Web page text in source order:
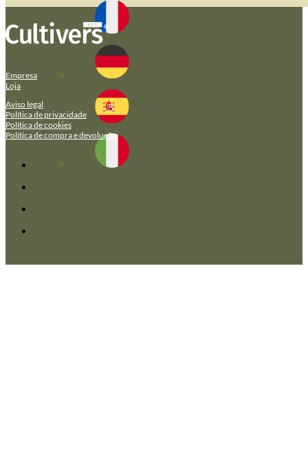
Empresa
Loja
Aviso legal
Política de privacidade
Política de cookies
Política de compra e devolução